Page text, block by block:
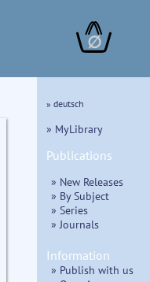
∅
» deutsch
» MyLibrary
Publications
» New Releases
» By Subject
» Series
» Journals
Information
» Publish with us